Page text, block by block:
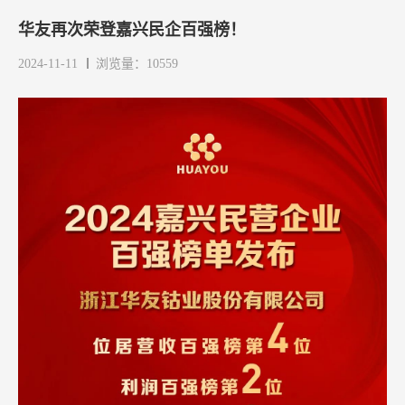
华友再次荣登嘉兴民企百强榜！
2024-11-11 浏览量：10559